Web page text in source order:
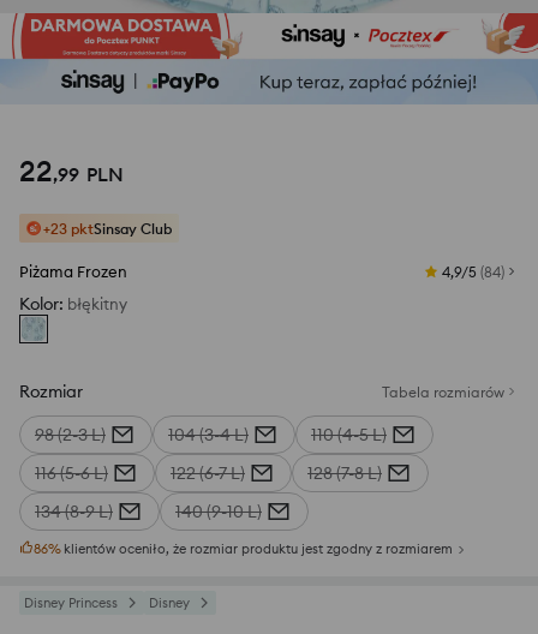
22,99 PLN
+23 pktSinsay Club
Piżama Frozen 4,9/5 (84)
Kolor: błękitny
Rozmiar Tabela rozmiarów
98 (2-3 L) 104 (3-4 L)
110 (4-5 L)
116 (5-6 L)
122 (6-7 L)
128 (7-8 L)
134 (8-9 L)
140 (9-10 L)
86% klientów oceniło, że rozmiar produktu jest zgodny z rozmiarem
Disney Princess Disney